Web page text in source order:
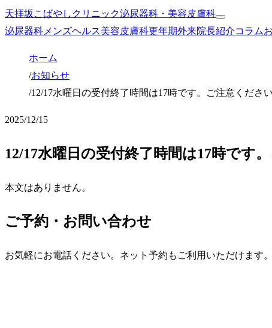
天拝坂こばやしクリニック泌尿器科・美容皮膚科
泌尿器科 メンズヘルス美容皮膚科更年期外来院長紹介コラム
ホーム
/お知らせ
/12/17水曜日の受付終了時間は17時です。ご注意ください
2025/12/15
12/17水曜日の受付終了時間は17時です
本文はありません。
ご予約・お問い合わせ
お気軽にお電話ください。ネット予約もご利用いただけます。